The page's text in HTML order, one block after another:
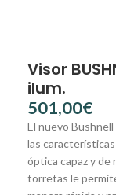
Visor
ilum.
€
El nuevo
las
óptica capaz y de
torretas le